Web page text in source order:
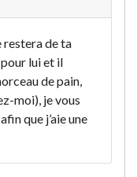
restera de ta
lui et il
de pain,
moi), je vous
que j’aie une